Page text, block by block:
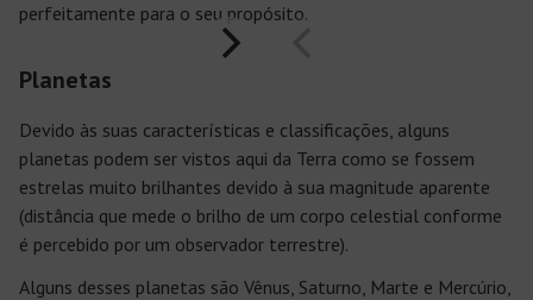
perfeitamente para o seu propósito.
Planetas
Devido às suas características e classificações, alguns
planetas podem ser vistos aqui da Terra como se fossem
estrelas muito brilhantes devido à sua magnitude aparente
(distância que mede o brilho de um corpo celestial conforme
é percebido por um observador terrestre).
Alguns desses planetas são Vênus, Saturno, Marte e Mercúrio,